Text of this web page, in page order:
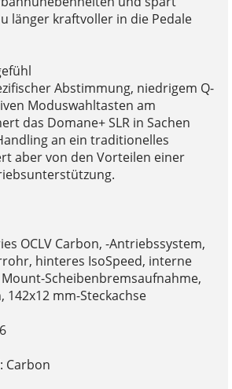
länger kraftvoller in die Pedale
Abstimmung, niedrigem Q-
Moduswahltasten am
das Domane+ SLR in Sachen
an ein traditionelles
aber von den Vorteilen einer
OCLV Carbon, -Antriebssystem,
hinteres IsoSpeed, interne
Scheibenbremsaufnahme,
142x12 mm-Steckachse
Carbon